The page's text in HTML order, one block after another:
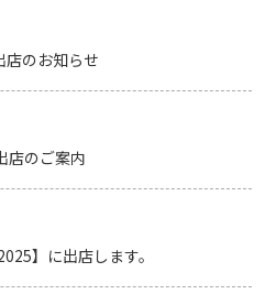
店のお知らせ
のご案内
】に出店します。